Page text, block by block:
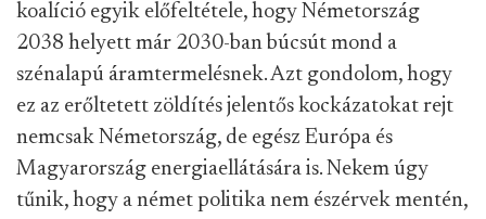
koalíció egyik előfeltétele, hogy Németország
2038 helyett már 2030-ban búcsút mond a
szénalapú áramtermelésnek. Azt gondolom, hogy
ez az erőltetett zöldítés jelentős kockázatokat rejt
nemcsak Németország, de egész Európa és
Magyarország energiaellátására is. Nekem úgy
tűnik, hogy a német politika nem észérvek mentén,